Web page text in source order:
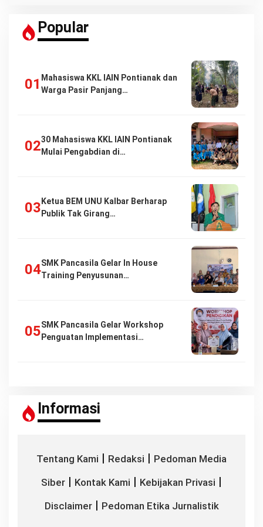
Popular
Mahasiswa KKL IAIN Pontianak dan
Warga Pasir Panjang…
30 Mahasiswa KKL IAIN Pontianak
Mulai Pengabdian di…
Ketua BEM UNU Kalbar Berharap
Publik Tak Girang…
SMK Pancasila Gelar In House
Training Penyusunan…
SMK Pancasila Gelar Workshop
Penguatan Implementasi…
Informasi
Tentang Kami | Redaksi | Pedoman Media
Siber | Kontak Kami | Kebijakan Privasi |
Disclaimer| Pedoman Etika Jurnalistik